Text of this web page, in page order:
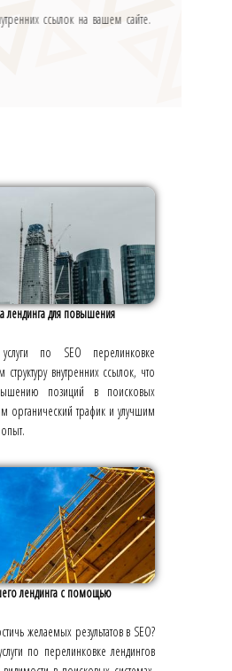
ссылок на вашем сайте.
лендинга для повышения
по SEO перелинковке
структуру внутренних ссылок, что
позиций в поисковых
органический трафик и улучшим
лендинга с помощью
желаемых результатов в SEO?
по перелинковке лендингов